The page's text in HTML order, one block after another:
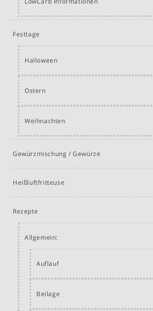
Festtage
Halloween
Ostern
Weihnachten
Gewürzmischung / Gewürze
Heißluftfritteuse
Rezepte
Allgemein:
Auflauf
Beilage